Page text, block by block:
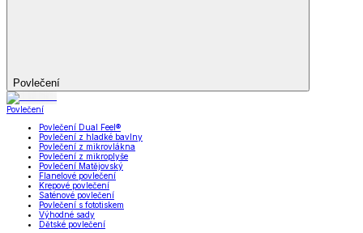
Povlečení
Povlečení
Povlečení Dual Feel®
Povlečení z hladké bavlny
Povlečení z mikrovlákna
Povlečení z mikroplyše
Povlečení Matějovský
Flanelové povlečení
Krepové povlečení
Saténové povlečení
Povlečení s fototiskem
Výhodné sady
Dětské povlečení